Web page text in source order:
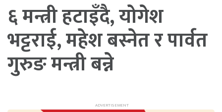
६ मन्त्री हटाइँदै, योगेश
भट्टराई, महेश बस्नेत र पार्वत
गुरुङ मन्त्री बन्ने